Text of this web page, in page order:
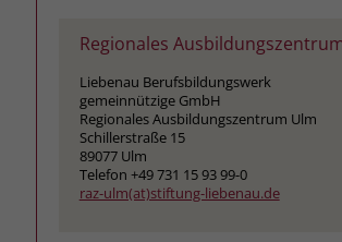
Regionales
Liebenau Berufsbildungswerk
gemeinnützige GmbH
Regionales Ausbildungszentrum Ulm
Schillerstraße 15
89077 Ulm
Telefon +49 731 15 93 99-0
raz-ulm(at)stiftung-liebenau.de